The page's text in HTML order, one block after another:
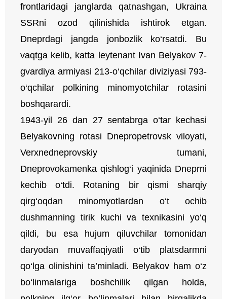
frontlaridagi janglarda qatnashgan, Ukraina
SSRni ozod qilinishida ishtirok etgan.
Dneprdagi jangda jonbozlik ko‘rsatdi. Bu
vaqtga kelib, katta leytenant Ivan Belyakov 7-
gvardiya armiyasi 213-o‘qchilar diviziyasi 793-
o‘qchilar polkining minomyotchilar rotasini
boshqarardi.
1943-yil 26 dan 27 sentabrga o‘tar kechasi
Belyakovning rotasi Dnepropetrovsk viloyati,
Verxnedneprovskiy tumani,
Dneprovokamenka qishlog‘i yaqinida Dneprni
kechib o‘tdi. Rotaning bir qismi sharqiy
qirg‘oqdan minomyotlardan o‘t ochib
dushmanning tirik kuchi va texnikasini yo‘q
qildi, bu esa hujum qiluvchilar tomonidan
daryodan muvaffaqiyatli o‘tib platsdarmni
qo‘lga olinishini ta’minladi. Belyakov ham o‘z
bo‘linmalariga boshchilik qilgan holda,